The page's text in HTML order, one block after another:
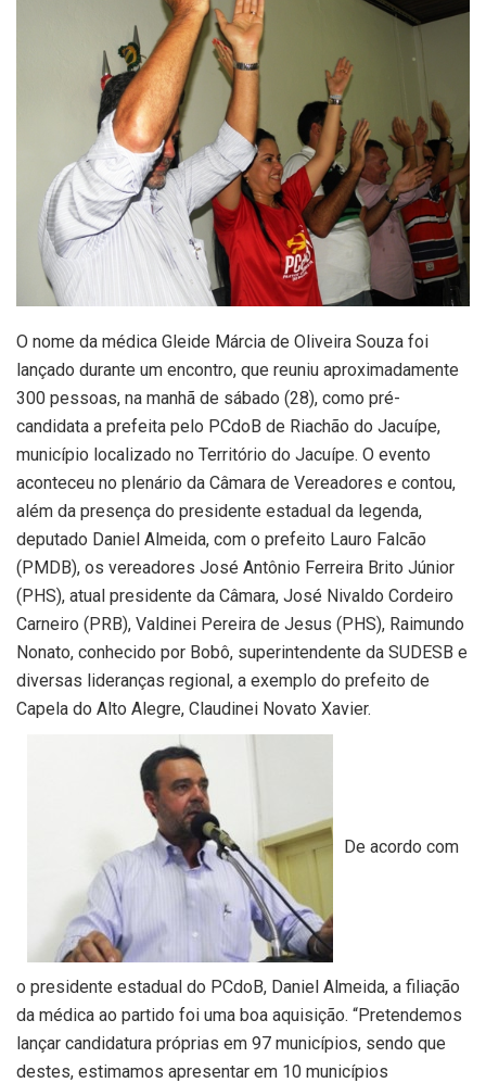
O nome da médica Gleide Márcia de Oliveira Souza foi
lançado durante um encontro, que reuniu aproximadamente
300 pessoas, na manhã de sábado (28), como pré-
candidata a prefeita pelo PCdoB de Riachão do Jacuípe,
município localizado no Território do Jacuípe. O evento
aconteceu no plenário da Câmara de Vereadores e contou,
além da presença do presidente estadual da legenda,
deputado Daniel Almeida, com o prefeito Lauro Falcão
(PMDB), os vereadores José Antônio Ferreira Brito Júnior
(PHS), atual presidente da Câmara, José Nivaldo Cordeiro
Carneiro (PRB), Valdinei Pereira de Jesus (PHS), Raimundo
Nonato, conhecido por Bobô, superintendente da SUDESB e
diversas lideranças regional, a exemplo do prefeito de
Capela do Alto Alegre, Claudinei Novato Xavier.
De acordo com
o presidente estadual do PCdoB, Daniel Almeida, a filiação
da médica ao partido foi uma boa aquisição. “Pretendemos
lançar candidatura próprias em 97 municípios, sendo que
destes, estimamos apresentar em 10 municípios